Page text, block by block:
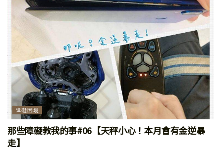
障礙困境
那些障礙教我的事#06【天秤小心！本月會有金逆暴
走】